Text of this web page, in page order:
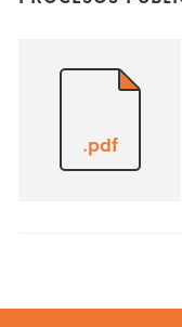
.pdf